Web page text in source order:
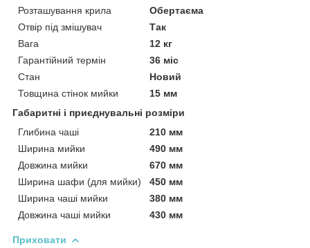
Розташування крила
Обертаєма
Отвір під змішувач
Так
Вага
12 кг
Гарантійний термін
36 міс
Стан
Новий
Товщина стінок мийки
15 мм
Габаритні і приєднувальні розміри
Глибина чаші
210 мм
Ширина мийки
490 мм
Довжина мийки
670 мм
Ширина шафи (для мийки)
450 мм
Ширина чаші мийки
380 мм
Довжина чаші мийки
430 мм
Приховати